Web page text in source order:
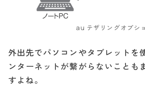
au テザリングオプシ
外出先でパソコンやタブレットを
ンターネットが繋がらないことも
すよね。